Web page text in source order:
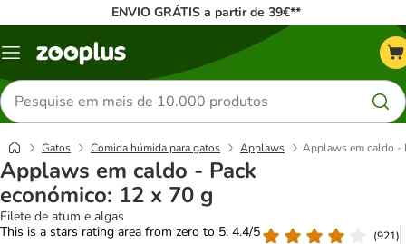
ENVIO GRÁTIS a partir de 39€**
Menu
Pesquisar
produtos
Gatos Comida húmida para gatos Applaws Applaws em caldo -
Applaws em caldo - Pack
económico: 12 x 70 g
Filete de atum e algas
This is a stars rating area from zero to 5: 4.4/5
(921)